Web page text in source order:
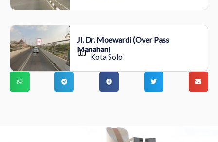
Jl. Dr. Moewardi (Over Pass
Manahan)
Kota Solo